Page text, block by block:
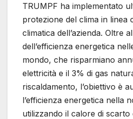
TRUMPF ha implementato
protezione del clima in linea
climatica dell’azienda. Oltre
dell’efficienza energetica
mondo, che risparmiano
elettricità e il 3% di gas
riscaldamento, l’obiettivo è
l’efficienza energetica nella
utilizzando il calore di scarto